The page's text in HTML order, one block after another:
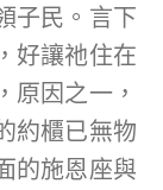
子民。言下
好讓祂住在
原因之一，
約櫃已無物
的施恩座與